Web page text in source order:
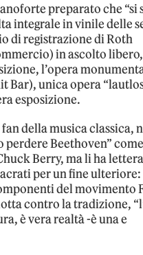
preparato che “si
integrale in vinile delle
di registrazione di Roth
in ascolto
l’opera
Bar), unica opera
esposizione.
della musica classica,
perdere Beethoven”
Berry, ma li ha
per un fine ulteriore:
del movimento
contro la tradizione,
è vera realtà -è una e